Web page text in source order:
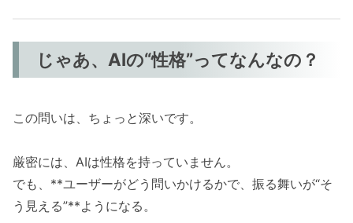
じゃあ、AIの“性格”ってなんなの？
この問いは、ちょっと深いです。
厳密には、AIは性格を持っていません。
でも、**ユーザーがどう問いかけるかで、振る舞いが“そ
う見える”**ようになる。